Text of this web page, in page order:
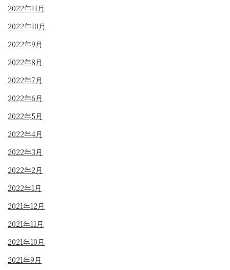
2022年11月
2022年10月
2022年9月
2022年8月
2022年7月
2022年6月
2022年5月
2022年4月
2022年3月
2022年2月
2022年1月
2021年12月
2021年11月
2021年10月
2021年9月